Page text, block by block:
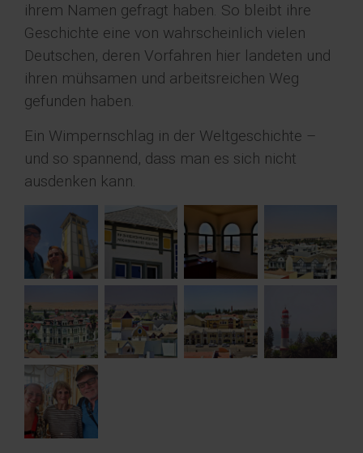
ihrem Namen gefragt haben. So bleibt ihre
Geschichte eine von wahrscheinlich vielen
Deutschen, deren Vorfahren hier landeten und
ihren mühsamen und arbeitsreichen Weg
gefunden haben.
Ein Wimpernschlag in der Weltgeschichte –
und so spannend, dass man es sich nicht
ausdenken kann.